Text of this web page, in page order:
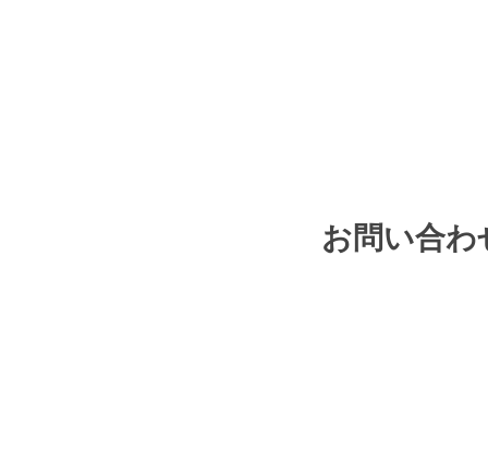
お問い合わ